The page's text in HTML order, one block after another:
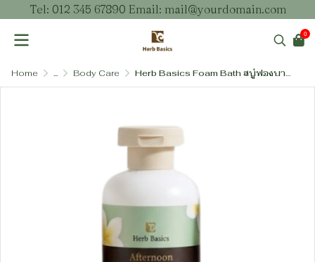
Tel: 012 345 67890 Email: mail@yourdomain.com
0
Home ... Body Care Herb Basics Foam Bath สบู่ฟองบาธสูตรอ่อนโยน ไม่ระคายเคืองตา ผสมวิตามินบี 5